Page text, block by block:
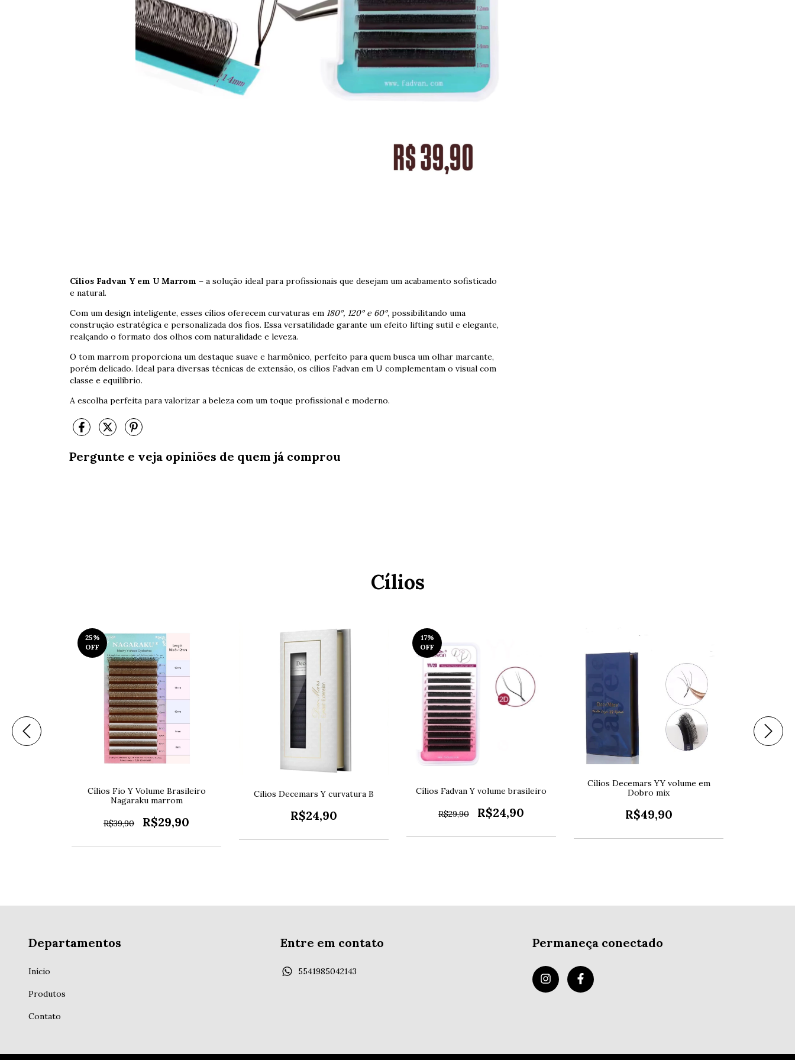
Cílios Fadvan Y em U Marrom – a solução ideal para profissionais que desejam um acabamento sofisticado
e natural.
Com um design inteligente, esses cílios oferecem curvaturas em 180°, 120° e 60°, possibilitando uma
construção estratégica e personalizada dos fios. Essa versatilidade garante um efeito lifting sutil e elegante,
realçando o formato dos olhos com naturalidade e leveza.
O tom marrom proporciona um destaque suave e harmônico, perfeito para quem busca um olhar marcante,
porém delicado. Ideal para diversas técnicas de extensão, os cílios Fadvan em U complementam o visual com
classe e equilíbrio.
A escolha perfeita para valorizar a beleza com um toque profissional e moderno.
Pergunte e veja opiniões de quem já comprou
Cílios
25%
OFF
Cílios Fio Y Volume Brasileiro
Nagaraku marrom
R$39,90 R$29,90
Cilios Decemars Y curvatura B
R$24,90
17%
OFF
Cílios Fadvan Y volume brasileiro
R$29,90 R$24,90
Cílios Decemars YY volume em
Dobro mix
R$49,90
Departamentos
Início
Produtos
Contato
Entre em contato
5541985042143
Permaneça conectado